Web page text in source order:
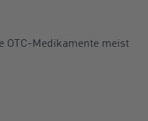
OTC-Medikamente meist